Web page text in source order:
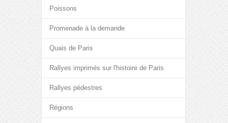
Poissons
Promenade à la demande
Quais de Paris
Rallyes imprimés sur l'histoire de Paris
Rallyes pédestres
Régions